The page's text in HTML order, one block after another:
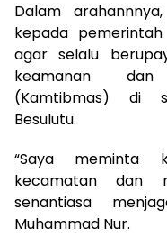
Dalam
kepada
agar selalu
keamanan
(Kamtibmas) di
Besulutu.
“Saya meminta
kecamatan dan
senantiasa
Muhammad Nur.